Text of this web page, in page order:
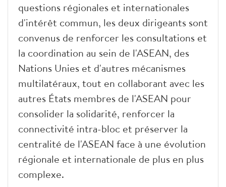
questions régionales et internationales
d'intérêt commun, les deux dirigeants sont
convenus de renforcer les consultations et
la coordination au sein de l'ASEAN, des
Nations Unies et d'autres mécanismes
multilatéraux, tout en collaborant avec les
autres États membres de l'ASEAN pour
consolider la solidarité, renforcer la
connectivité intra-bloc et préserver la
centralité de l'ASEAN face à une évolution
régionale et internationale de plus en plus
complexe.